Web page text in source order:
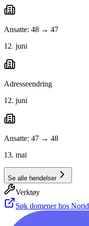
Ansatte: 48 → 47
12. juni
Adresseendring
12. juni
Ansatte: 47 → 48
13. mai
Se alle hendelser
Verktøy
Søk domener hos Norid